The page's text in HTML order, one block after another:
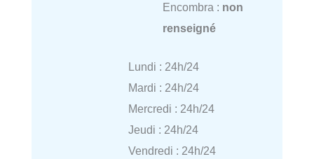
Encombra : non
renseigné
Lundi : 24h/24
Mardi : 24h/24
Mercredi : 24h/24
Jeudi : 24h/24
Vendredi : 24h/24